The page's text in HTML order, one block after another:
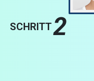
SCHRITT2